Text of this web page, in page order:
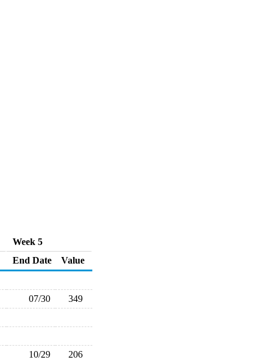
Week 5
End Date
Value
07/30
349
10/29
206